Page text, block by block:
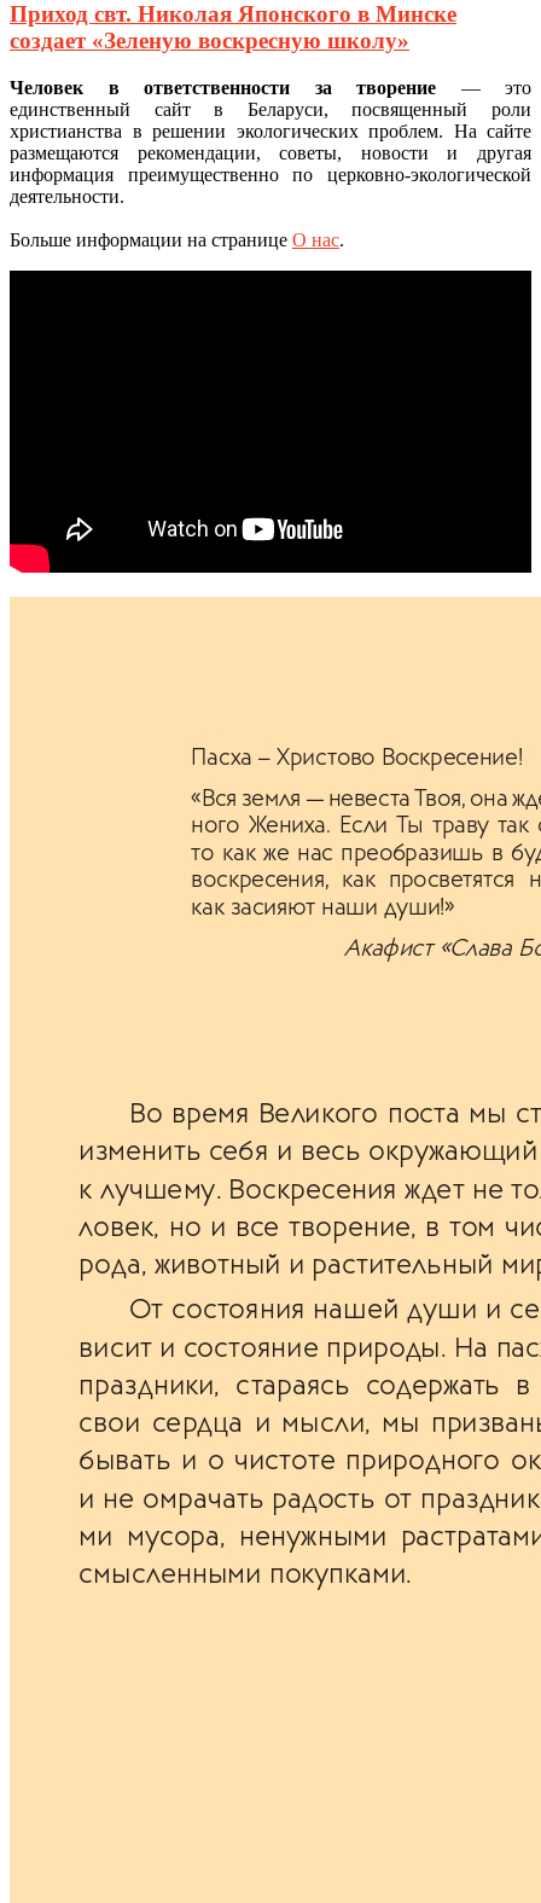
Приход свт. Николая Японского в Минске
создает «Зеленую воскресную школу»
Человек в ответственности за творение — это
единственный сайт в Беларуси, посвященный роли
христианства в решении экологических проблем. На сайте
размещаются рекомендации, советы, новости и другая
информация преимущественно по церковно-экологической
деятельности.
Больше информации на странице О нас.